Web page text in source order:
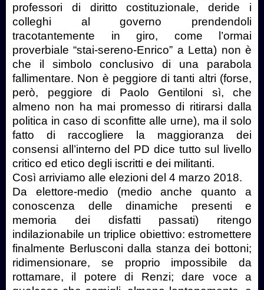
professori di diritto costituzionale, deride i
colleghi al governo prendendoli
tracotantemente in giro, come l’ormai
proverbiale “stai-sereno-Enrico” a Letta) non è
che il simbolo conclusivo di una parabola
fallimentare. Non è peggiore di tanti altri (forse,
però, peggiore di Paolo Gentiloni sì, che
almeno non ha mai promesso di ritirarsi dalla
politica in caso di sconfitte alle urne), ma il solo
fatto di raccogliere la maggioranza dei
consensi all’interno del PD dice tutto sul livello
critico ed etico degli iscritti e dei militanti.
Così arriviamo alle elezioni del 4 marzo 2018.
Da elettore-medio (medio anche quanto a
conoscenza delle dinamiche presenti e
memoria dei disfatti passati) ritengo
indilazionabile un triplice obiettivo: estromettere
finalmente Berlusconi dalla stanza dei bottoni;
ridimensionare, se proprio impossibile da
rottamare, il potere di Renzi; dare voce a